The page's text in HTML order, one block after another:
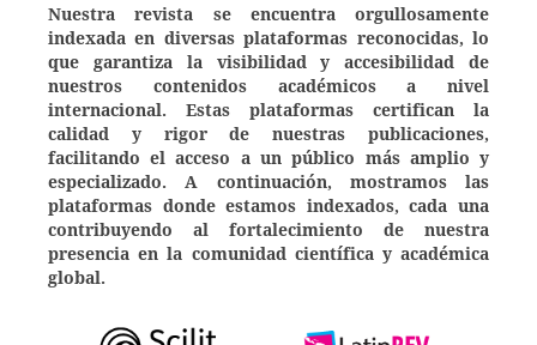
Nuestra revista se encuentra orgullosamente
indexada en diversas plataformas reconocidas, lo
que garantiza la visibilidad y accesibilidad de
nuestros contenidos académicos a nivel
internacional. Estas plataformas certifican la
calidad y rigor de nuestras publicaciones,
facilitando el acceso a un público más amplio y
especializado. A continuación, mostramos las
plataformas donde estamos indexados, cada una
contribuyendo al fortalecimiento de nuestra
presencia en la comunidad científica y académica
global.